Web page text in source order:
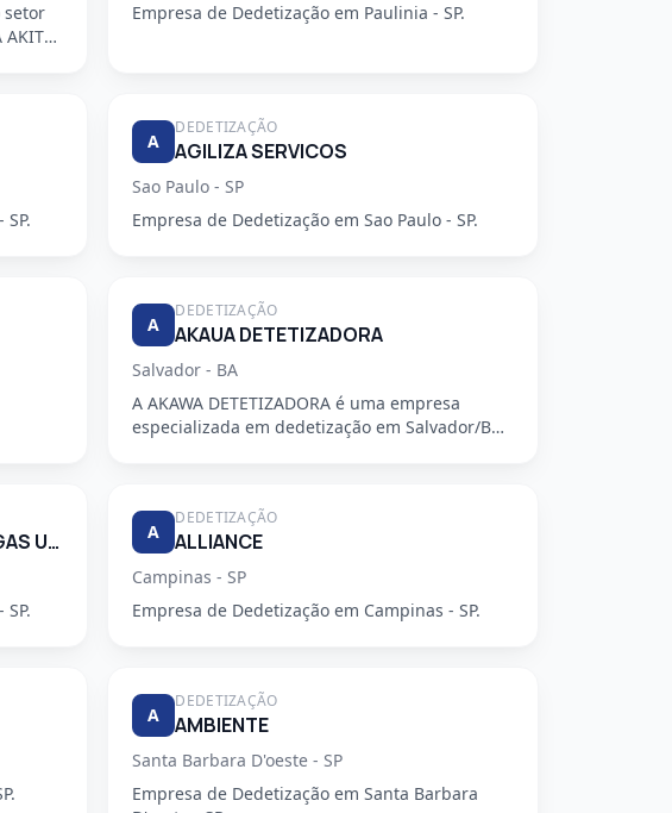
setor
AKITA
Empresa de Dedetização em Paulinia - SP.
A
DEDETIZAÇÃO
AGILIZA SERVICOS
Sao Paulo - SP
Empresa de Dedetização em Sao Paulo - SP.
A
DEDETIZAÇÃO
AKAUA DETETIZADORA
Salvador - BA
A AKAWA DETETIZADORA é uma empresa
especializada em dedetização em Salvador/BA,
ALEPRAG CONTROLE DE PRAGAS URBANAS LTDA A
DEDETIZAÇÃO
ALLIANCE
Campinas - SP
Empresa de Dedetização em Campinas - SP.
A
DEDETIZAÇÃO
AMBIENTE
Santa Barbara D'oeste - SP
Empresa de Dedetização em Santa Barbara